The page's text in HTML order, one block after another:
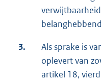
3. Als sprake is
oplevert van
artikel 18,